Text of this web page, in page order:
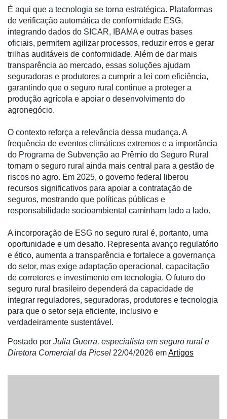
Agenda
Agricultura
de
Precisão
Automação
Robótica
Conectividade
Dados
e
Análise
E-
Commerce
Informatização
Agricultura
Software
Empresarial
Tecnologia
para
Recursos
Hídricos
Membros
É aqui que a tecnologia se torna estratégica. Plataformas
de verificação automática de conformidade ESG,
integrando dados do SICAR, IBAMA e outras bases
oficiais, permitem agilizar processos, reduzir erros e gerar
trilhas auditáveis de conformidade. Além de dar mais
transparência ao mercado, essas soluções ajudam
seguradoras e produtores a cumprir a lei com eficiência,
garantindo que o seguro rural continue a proteger a
produção agrícola e apoiar o desenvolvimento do
agronegócio.
O contexto reforça a relevância dessa mudança. A
frequência de eventos climáticos extremos e a importância
do Programa de Subvenção ao Prêmio do Seguro Rural
tornam o seguro rural ainda mais central para a gestão de
riscos no agro. Em 2025, o governo federal liberou
recursos significativos para apoiar a contratação de
seguros, mostrando que políticas públicas e
responsabilidade socioambiental caminham lado a lado.
A incorporação de ESG no seguro rural é, portanto, uma
oportunidade e um desafio. Representa avanço regulatório
e ético, aumenta a transparência e fortalece a governança
do setor, mas exige adaptação operacional, capacitação
de corretores e investimento em tecnologia. O futuro do
seguro rural brasileiro dependerá da capacidade de
integrar reguladores, seguradoras, produtores e tecnologia
para que o setor seja eficiente, inclusivo e
verdadeiramente sustentável.
Postado por Julia Guerra, especialista em seguro rural e
Diretora Comercial da Picsel 22/04/2026 emArtigos